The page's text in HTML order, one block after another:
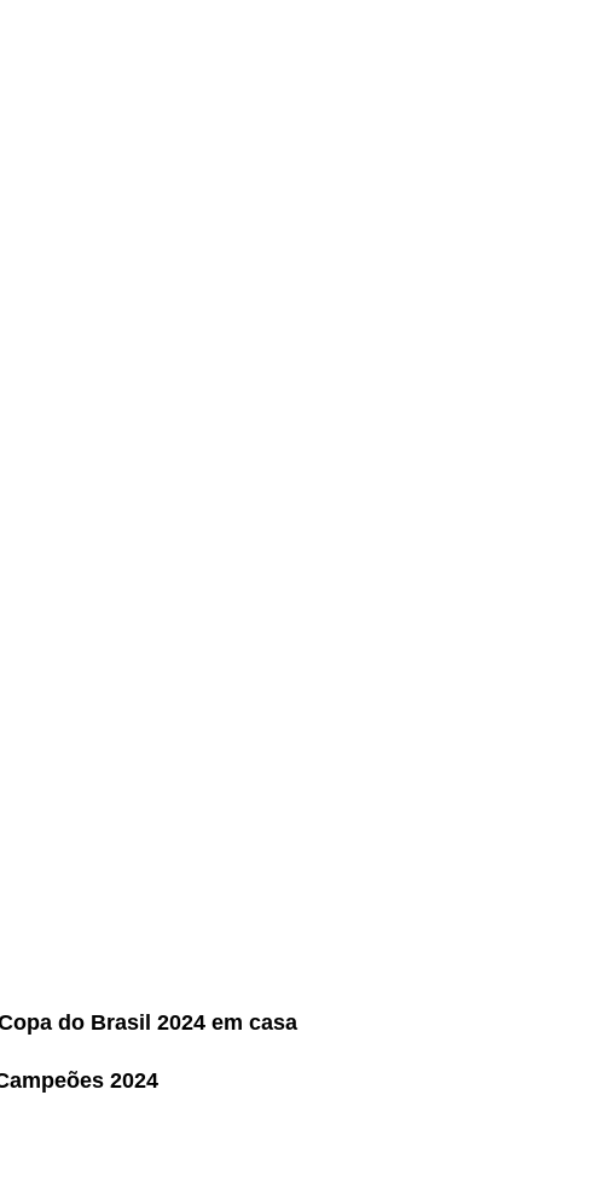
do Brasil 2024 em casa
2024